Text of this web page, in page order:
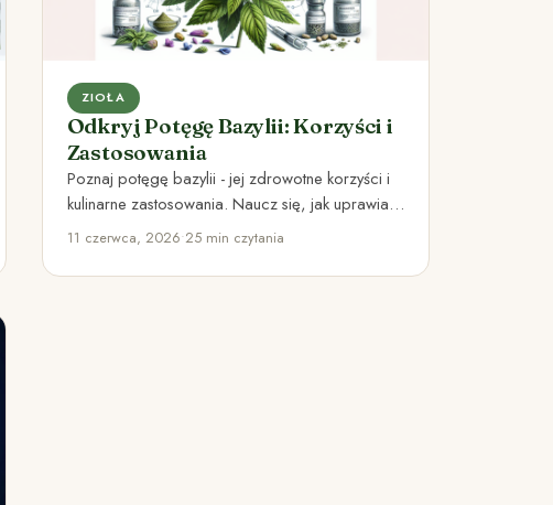
ZIOŁA
Odkryj Potęgę Bazylii: Korzyści i
Zastosowania
Poznaj potęgę bazylii - jej zdrowotne korzyści i
kulinarne zastosowania. Naucz się, jak uprawiać
tę roślinę w domowym…
11 czerwca, 2026•25 min czytania